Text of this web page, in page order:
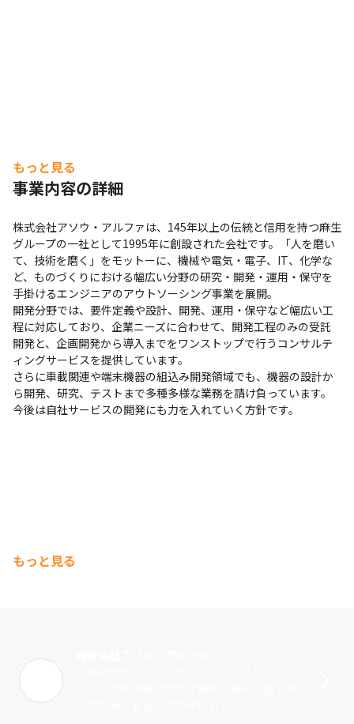
もっと見る
事業内容の詳細
株式会社アソウ・アルファは、145年以上の伝統と信用を持つ麻生
グループの一社として1995年に創設された会社です。「人を磨い
て、技術を磨く」をモットーに、機械や電気・電子、IT、化学な
ど、ものづくりにおける幅広い分野の研究・開発・運用・保守を
手掛けるエンジニアのアウトソーシング事業を展開。
開発分野では、要件定義や設計、開発、運用・保守など幅広い工
程に対応しており、企業ニーズに合わせて、開発工程のみの受託
開発と、企画開発から導入までをワンストップで行うコンサルテ
ィングサービスを提供しています。
さらに車載関連や端末機器の組込み開発領域でも、機器の設計か
ら開発、研究、テストまで多種多様な業務を請け負っています。
今後は自社サービスの開発にも力を入れていく方針です。
もっと見る